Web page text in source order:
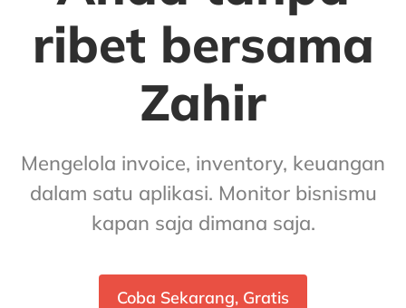
ribet bersama
Zahir
Mengelola invoice, inventory, keuangan
dalam satu aplikasi. Monitor bisnismu
kapan saja dimana saja.
Coba Sekarang, Gratis